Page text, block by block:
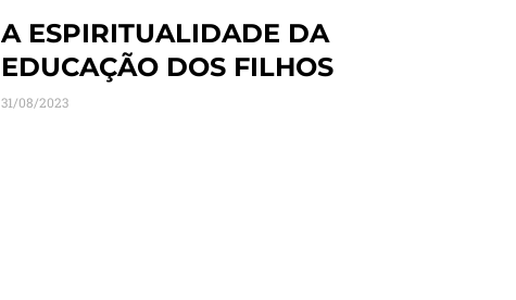
A ESPIRITUALIDADE DA
EDUCAÇÃO DOS FILHOS
31/08/2023